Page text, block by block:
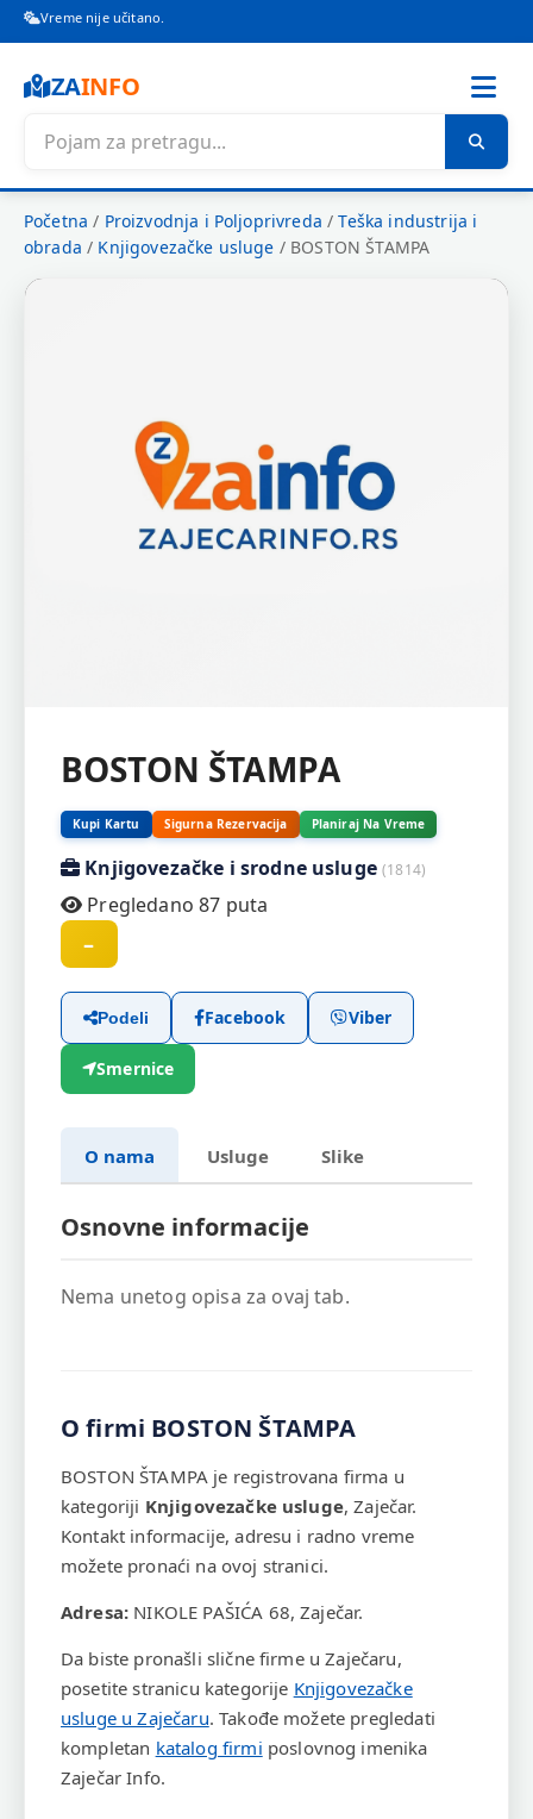
Vreme nije učitano.
ZAINFO
Početna / Proizvodnja i Poljoprivreda /Teška industrija i
obrada / Knjigovezačke usluge / BOSTON ŠTAMPA
BOSTON ŠTAMPA
Kupi Kartu Sigurna Rezervacija Planiraj Na Vreme
Knjigovezačke i srodne usluge(1814)
Pregledano 87 puta
–
Podeli Facebook Viber
Smernice
O nama Usluge Slike
Osnovne informacije
Nema unetog opisa za ovaj tab.
O firmi BOSTON ŠTAMPA
BOSTON ŠTAMPA je registrovana firma u
kategoriji Knjigovezačke usluge, Zaječar.
Kontakt informacije, adresu i radno vreme
možete pronaći na ovoj stranici.
Adresa: NIKOLE PAŠIĆA 68, Zaječar.
Da biste pronašli slične firme u Zaječaru,
posetite stranicu kategorije Knjigovezačke
usluge u Zaječaru. Takođe možete pregledati
kompletan katalog firmi poslovnog imenika
Zaječar Info.